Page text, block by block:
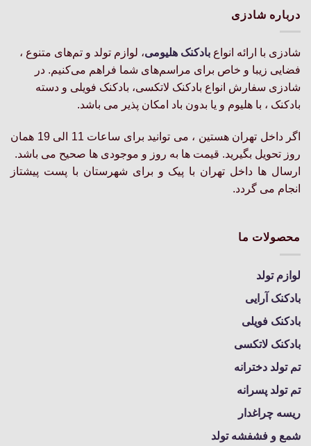
گزینه
ها
ممکن
است
در
محصول
انتخاب
شوند
گزینه
است
در
محصول
انتخاب
شوند
درباره شادزی
شادزی با ارائه انواع بادکنک‌ هلیومی، لوازم تولد و تم‌های متنوع ،
فضایی زیبا و خاص برای مراسم‌های شما فراهم می‌کنیم. در
شادزی سفارش انواع بادکنک لاتکسی، بادکنک فویلی و دسته
بادکنک ، با هلیوم و یا بدون باد امکان پذیر می باشد.
اگر داخل تهران هستین ، می توانید برای ساعات 11 الی 19 همان
روز تحویل بگیرید. قیمت ها به روز و موجودی ها صحیح می باشد.
ارسال ها داخل تهران با پیک و برای شهرستان با پست پیشتاز
انجام می گردد.
محصولات ما
لوازم تولد
بادکنک آرایی
بادکنک فویلی
بادکنک لاتکسی
تم تولد دخترانه
تم تولد پسرانه
ریسه چراغدار
شمع و فشفشه تولد